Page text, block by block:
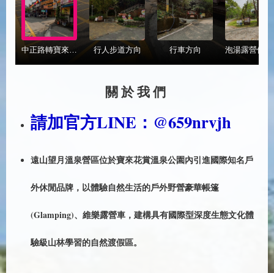
關於我們
請加官方LINE：@659nrvjh
遠山望月溫泉營區位於寶來花賞溫泉公園內引進國際知名戶
外休閒品牌，以體驗自然生活的戶外野營豪華帳篷
(Glamping)、維樂露營車，建構具有國際型深度生態文化體
驗級山林學習的自然渡假區。